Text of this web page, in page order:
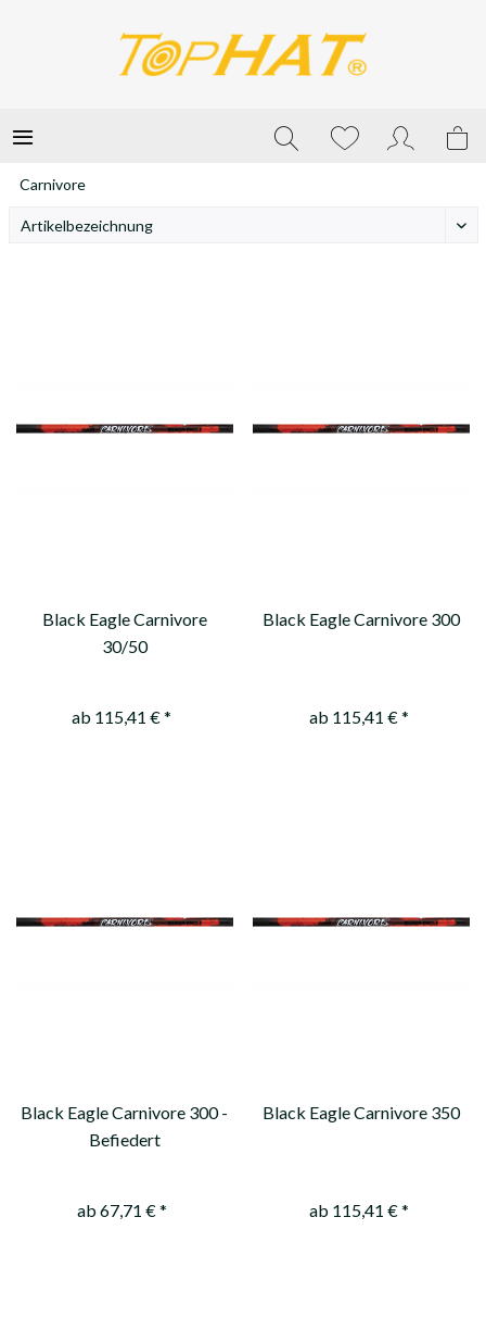
Carnivore
Black Eagle Carnivore
30/50
ab 115,41 € *
Black Eagle Carnivore 300
ab 115,41 € *
Black Eagle Carnivore 300 -
Befiedert
ab 67,71 € *
Black Eagle Carnivore 350
ab 115,41 € *